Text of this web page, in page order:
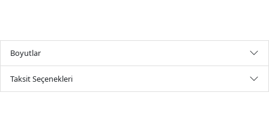
Boyutlar
Taksit Seçenekleri